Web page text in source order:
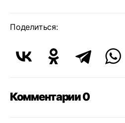
Поделиться:
Комментарии 0